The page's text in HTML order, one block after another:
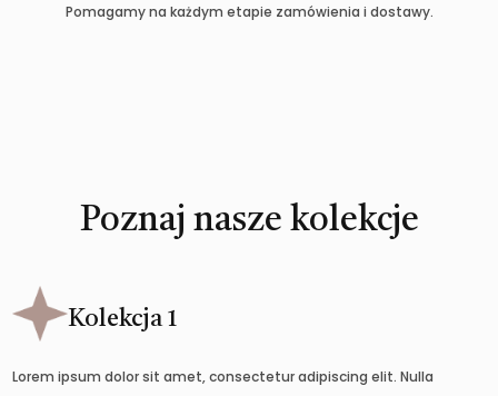
Pomagamy na każdym etapie zamówienia i dostawy.
Poznaj nasze kolekcje
Kolekcja 1
Lorem ipsum dolor sit amet, consectetur adipiscing elit. Nulla